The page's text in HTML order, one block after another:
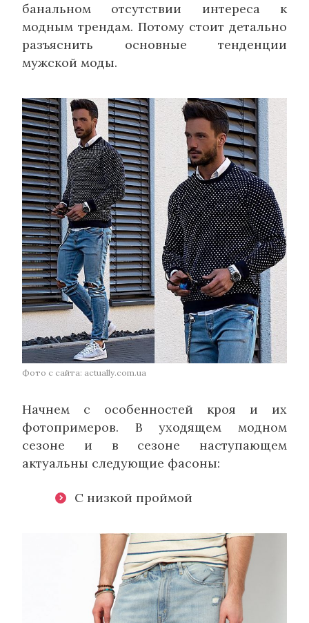
банальном отсутствии интереса к
модным трендам. Потому стоит детально
разъяснить основные тенденции
мужской моды.
Фото с сайта: actually.com.ua
Начнем с особенностей кроя и их
фотопримеров. В уходящем модном
сезоне и в сезоне наступающем
актуальны следующие фасоны:
С низкой проймой